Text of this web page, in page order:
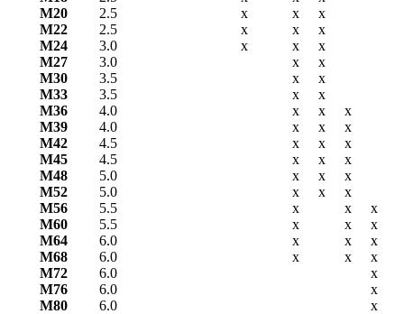
М20
2.5 х х
х
М22
2.5 х х
х
М24
3.0 х х
х
М27
3.0 х
х
М30
3.5 х
х
М33
3.5 х
х
М36
4.0 х х
х
М39
4.0 х х
х
М42
4.5 х х
х
М45
4.5 х х
х
М48
5.0 х х
х
М52
5.0 х х
х
М56
5.5 х х
х
М60
5.5 х х
х
М64
6.0 х х
х
М68
6.0 х х
х
М72
6.0
х
М76
6.0
х
М80
6.0 х